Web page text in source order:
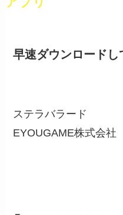
早速ダウンロードし
ステラバラード
EYOUGAME株式会